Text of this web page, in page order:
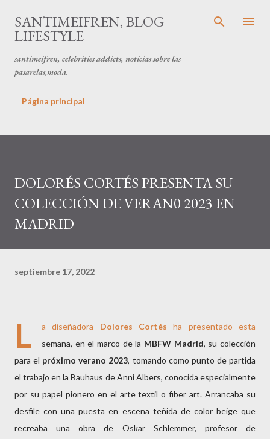
Ir al contenido principal
SANTIMEIFREN, BLOG
LIFESTYLE
santimeifren, celebrities addicts, noticias sobre las
pasarelas,moda.
Página principal
DOLORÉS CORTÉS PRESENTA SU
COLECCIÓN DE VERAN0 2023 EN
MADRID
septiembre 17, 2022
L a diseñadora Dolores Cortés ha presentado esta
semana, en el marco de la MBFW Madrid, su colección
para el próximo verano 2023, tomando como punto de partida
el trabajo en la Bauhaus de Anni Albers, conocida especialmente
por su papel pionero en el arte textil o fiber art. Arrancaba su
desfile con una puesta en escena teñida de color beige que
recreaba una obra de Oskar Schlemmer, profesor de